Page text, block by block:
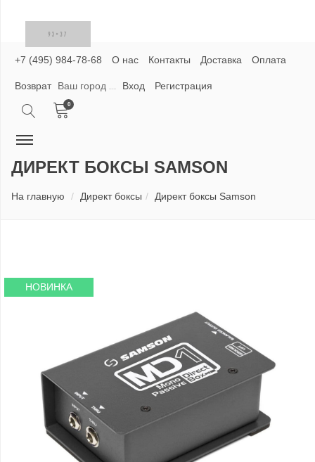
+7 (495) 984-78-68 О нас Контакты Доставка Оплата
Возврат Ваш город Вход Регистрация
0
ДИРЕКТ БОКСЫ SAMSON
На главную Директ боксы Директ боксы Samson
НОВИНКА